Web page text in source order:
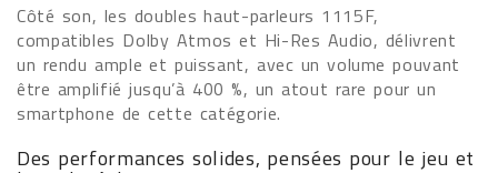
Côté son, les doubles haut-parleurs 1115F,
compatibles Dolby Atmos et Hi-Res Audio, délivrent
un rendu ample et puissant, avec un volume pouvant
être amplifié jusqu’à 400 %, un atout rare pour un
smartphone de cette catégorie.
Des performances solides, pensées pour le jeu et